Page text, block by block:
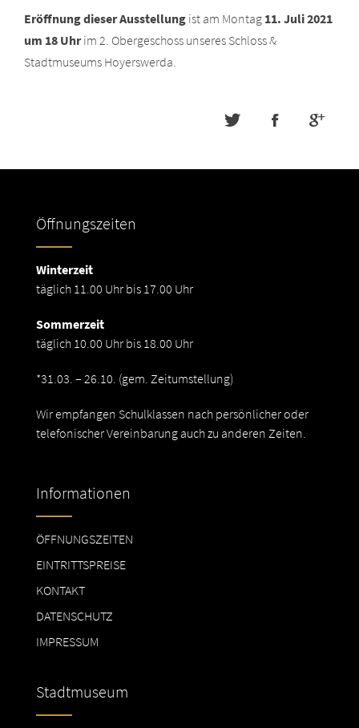
Eröffnung dieser Ausstellung ist am Montag 11. Juli 2021
um 18 Uhrim 2. Obergeschoss unseres Schloss &
Stadtmuseums Hoyerswerda.
Öffnungszeiten
Winterzeit
täglich 11.00 Uhr bis 17.00 Uhr
Sommerzeit
täglich 10.00 Uhr bis 18.00 Uhr
*31.03. – 26.10. (gem. Zeitumstellung)
Wir empfangen Schulklassen nach persönlicher oder
telefonischer Vereinbarung auch zu anderen Zeiten.
Informationen
ÖFFNUNGSZEITEN
EINTRITTSPREISE
KONTAKT
DATENSCHUTZ
IMPRESSUM
Stadtmuseum